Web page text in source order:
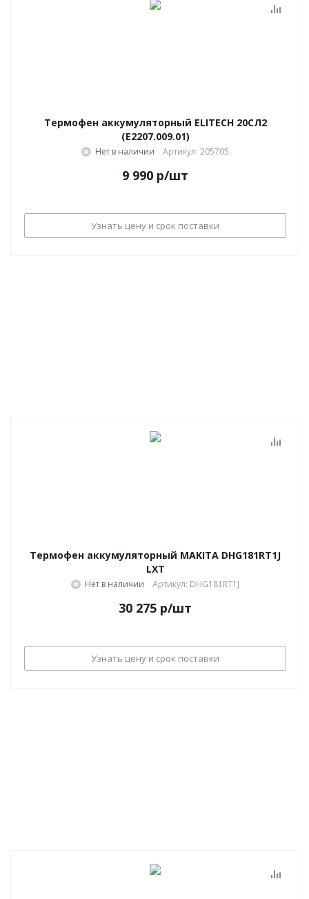
Термофен аккумуляторный ELITECH 20СЛ2
(E2207.009.01)
Нет в наличии Артикул: 205705
9 990 р/шт
Узнать цену и срок поставки
Термофен аккумуляторный MAKITA DHG181RT1J
LXT
Нет в наличии Артикул: DHG181RT1J
30 275 р/шт
Узнать цену и срок поставки